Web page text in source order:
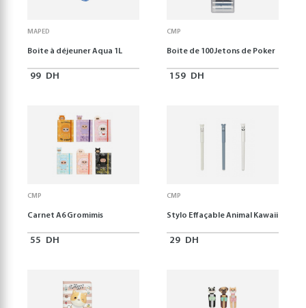
MAPED
Boite à déjeuner Aqua 1L
99 DH
CMP
Boite de 100 Jetons de Poker
159 DH
CMP
Carnet A6 Gromimis
55 DH
CMP
Stylo Effaçable Animal Kawaii
29 DH